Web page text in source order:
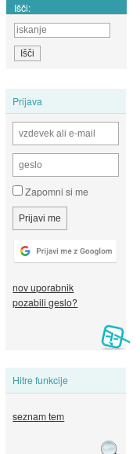
Išči:
Prijava
Zapomni si me
nov uporabnik
pozabili geslo?
Hitre funkcije
seznam tem